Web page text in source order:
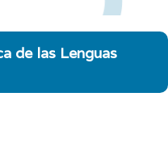
de las Lenguas